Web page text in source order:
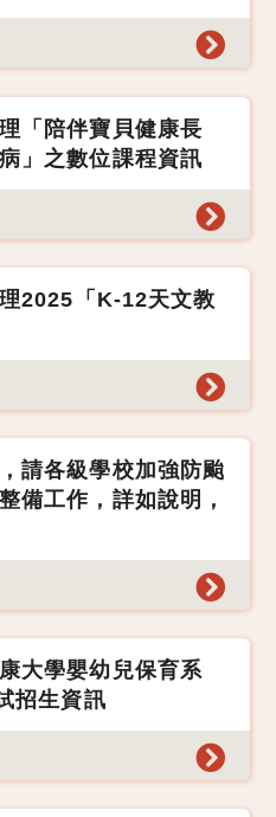
「陪伴寶貝健康長
」之數位課程資訊
2025「K-12天文教
請各級學校加強防颱
備工作，詳如說明，
大學嬰幼兒保育系
招生資訊